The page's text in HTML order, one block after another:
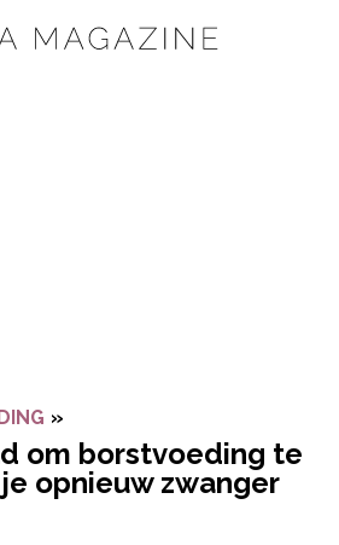
»
om borstvoeding te
opnieuw zwanger